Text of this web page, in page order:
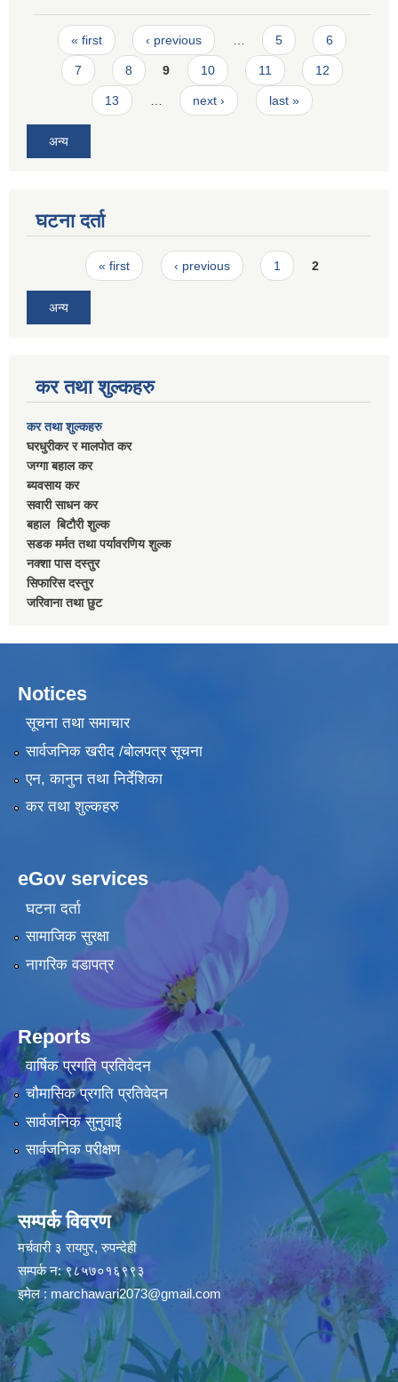
Pages
« first ‹ previous 5 6
7 8 9 10 11 12
13 next › last »
अन्य
घटना दर्ता
Pages« first ‹ previous 1 2
अन्य
कर तथा शुल्कहरु
कर तथा शुल्कहरु
घरधुरीकर र मालपाेत कर
जग्गा बहाल कर
ब्यवसाय कर
सवारी साधन कर
बहाल बिटाैरी शुल्क
सडक मर्मत तथा पर्यावरणिय शुल्क
नक्शा पास दस्तुर
सिफारिस दस्तुर
जरिवाना तथा छुट
Notices
सूचना तथा समाचार
सार्वजनिक खरीद /बोलपत्र सूचना
एन, कानुन तथा निर्देशिका
कर तथा शुल्कहरु
eGov services
घटना दर्ता
सामाजिक सुरक्षा
नागरिक वडापत्र
Reports
वार्षिक प्रगति प्रतिवेदन
चौमासिक प्रगति प्रतिवेदन
सार्वजनिक सुनुवाई
सार्वजनिक परीक्षण
सम्पर्क विवरण
मर्चवारी ३ रायपुर, रुपन्देही
सम्पर्क न: ९८५७०१६९९३
इमेल : marchawari2073@gmail.com